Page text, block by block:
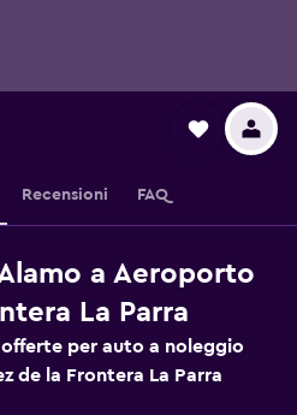
Recensioni FAQ
a Aeroporto
La Parra
per auto a noleggio
de la Frontera La Parra